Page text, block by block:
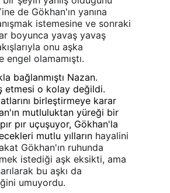
de Gökhan'ın yanına
istemesine ve sonraki
boyunca yavaş yavaş
onu aşka
engel olamamıştı.
bağlanmıştı Nazan.
etmesi o kolay değildi.
birleştirmeye karar
mutluluktan yüreği bir
pır uçuşuyor, Gökhan'la
mutlu yılların hayalini
Gökhan'ın ruhunda
istediği aşk eksikti, ama
bu aşkı da
umuyordu.